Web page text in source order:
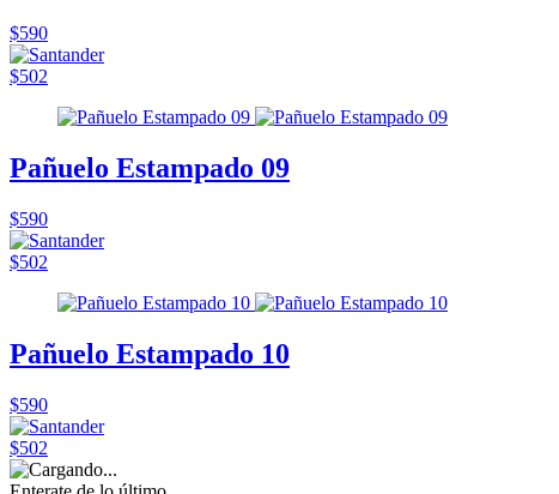
$590
$502
Pañuelo Estampado 09
$590
$502
Pañuelo Estampado 10
$590
$502